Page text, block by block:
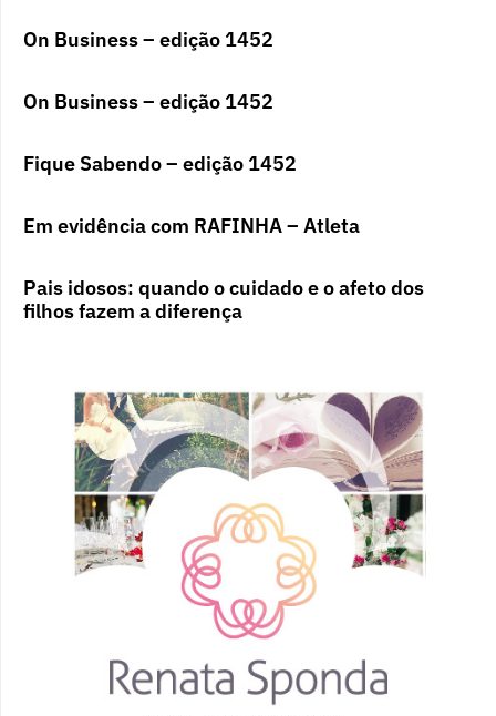
On Business – edição 1452
On Business – edição 1452
Fique Sabendo – edição 1452
Em evidência com RAFINHA – Atleta
Pais idosos: quando o cuidado e o afeto dos
filhos fazem a diferença